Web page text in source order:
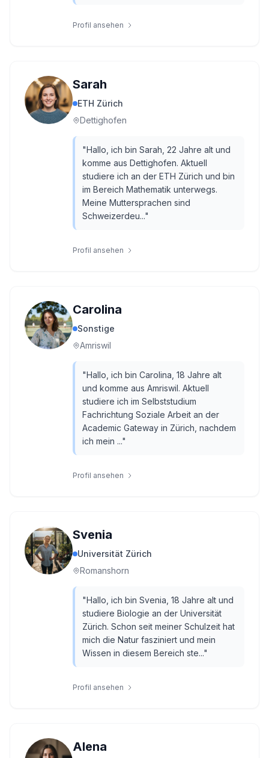
Profil ansehen
Sarah
ETH Zürich
Dettighofen
"Hallo, ich bin Sarah, 22 Jahre alt und
komme aus Dettighofen. Aktuell
studiere ich an der ETH Zürich und bin
im Bereich Mathematik unterwegs.
Meine Muttersprachen sind
Schweizerdeu..."
Profil ansehen
Carolina
Sonstige
Amriswil
"Hallo, ich bin Carolina, 18 Jahre alt
und komme aus Amriswil. Aktuell
studiere ich im Selbststudium
Fachrichtung Soziale Arbeit an der
Academic Gateway in Zürich, nachdem
ich mein ..."
Profil ansehen
Svenia
Universität Zürich
Romanshorn
"Hallo, ich bin Svenia, 18 Jahre alt und
studiere Biologie an der Universität
Zürich. Schon seit meiner Schulzeit hat
mich die Natur fasziniert und mein
Wissen in diesem Bereich ste..."
Profil ansehen
Alena